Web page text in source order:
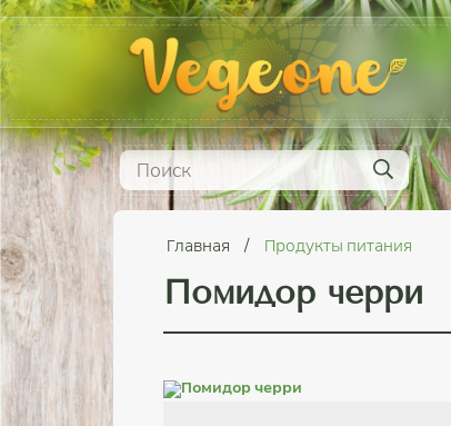
Главная Продукты питания
Помидор черри